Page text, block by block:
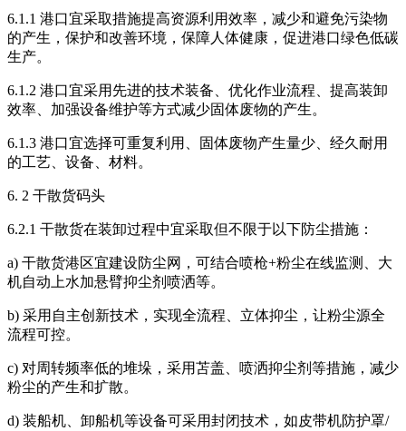
6.1.1 港口宜采取措施提高资源利用效率，减少和避免污染物
的产生，保护和改善环境，保障人体健康，促进港口绿色低碳
生产。
6.1.2 港口宜采用先进的技术装备、优化作业流程、提高装卸
效率、加强设备维护等方式减少固体废物的产生。
6.1.3 港口宜选择可重复利用、固体废物产生量少、经久耐用
的工艺、设备、材料。
6. 2 干散货码头
6.2.1 干散货在装卸过程中宜采取但不限于以下防尘措施：
a) 干散货港区宜建设防尘网，可结合喷枪+粉尘在线监测、大
机自动上水加悬臂抑尘剂喷洒等。
b) 采用自主创新技术，实现全流程、立体抑尘，让粉尘源全
流程可控。
c) 对周转频率低的堆垛，采用苫盖、喷洒抑尘剂等措施，减少
粉尘的产生和扩散。
d) 装船机、卸船机等设备可采用封闭技术，如皮带机防护罩/